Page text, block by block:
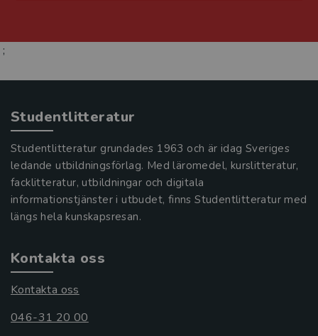
;
Studentlitteratur
Studentlitteratur grundades 1963 och är idag Sveriges
ledande utbildningsförlag. Med läromedel, kurslitteratur,
facklitteratur, utbildningar och digitala
informationstjänster i utbudet, finns Studentlitteratur med
längs hela kunskapsresan.
Kontakta oss
Kontakta oss
046-31 20 00